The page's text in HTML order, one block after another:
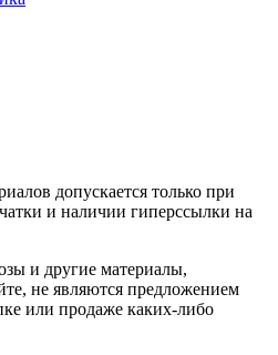
допускается только при
и наличии гиперссылки на
и другие материалы,
не являются предложением
или продаже каких-либо